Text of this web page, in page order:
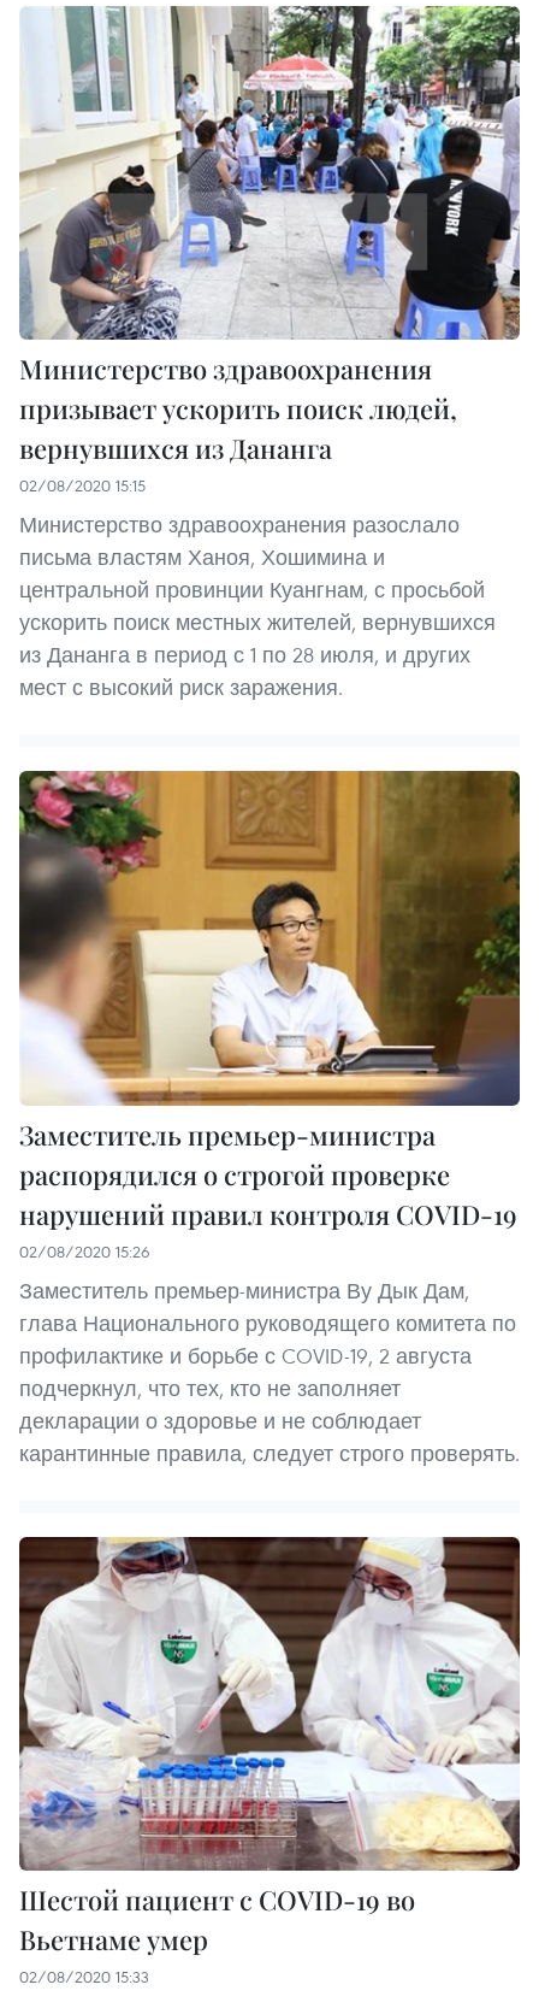
Министерство здравоохранения
призывает ускорить поиск людей,
вернувшихся из Дананга
02/08/2020 15:15
Министерство здравоохранения разослало
письма властям Ханоя, Хошимина и
центральной провинции Куангнам, с просьбой
ускорить поиск местных жителей, вернувшихся
из Дананга в период с 1 по 28 июля, и других
мест с высокий риск заражения.
Заместитель премьер-министра
распорядился о строгой проверке
нарушений правил контроля COVID-19
02/08/2020 15:26
Заместитель премьер-министра Ву Дык Дам,
глава Национального руководящего комитета по
профилактике и борьбе с COVID-19, 2 августа
подчеркнул, что тех, кто не заполняет
декларации о здоровье и не соблюдает
карантинные правила, следует строго проверять.
Шестой пациент с COVID-19 во
Вьетнаме умер
02/08/2020 15:33